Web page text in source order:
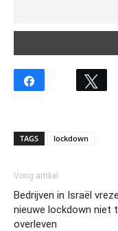
TAGS lockdown
Vorig artikel
Bedrijven in Israël
nieuwe lockdown niet
overleven